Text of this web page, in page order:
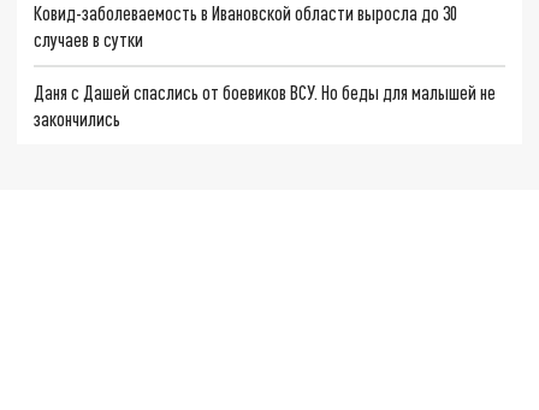
Ковид-заболеваемость в Ивановской области выросла до 30
случаев в сутки
Даня с Дашей спаслись от боевиков ВСУ. Но беды для малышей не
закончились